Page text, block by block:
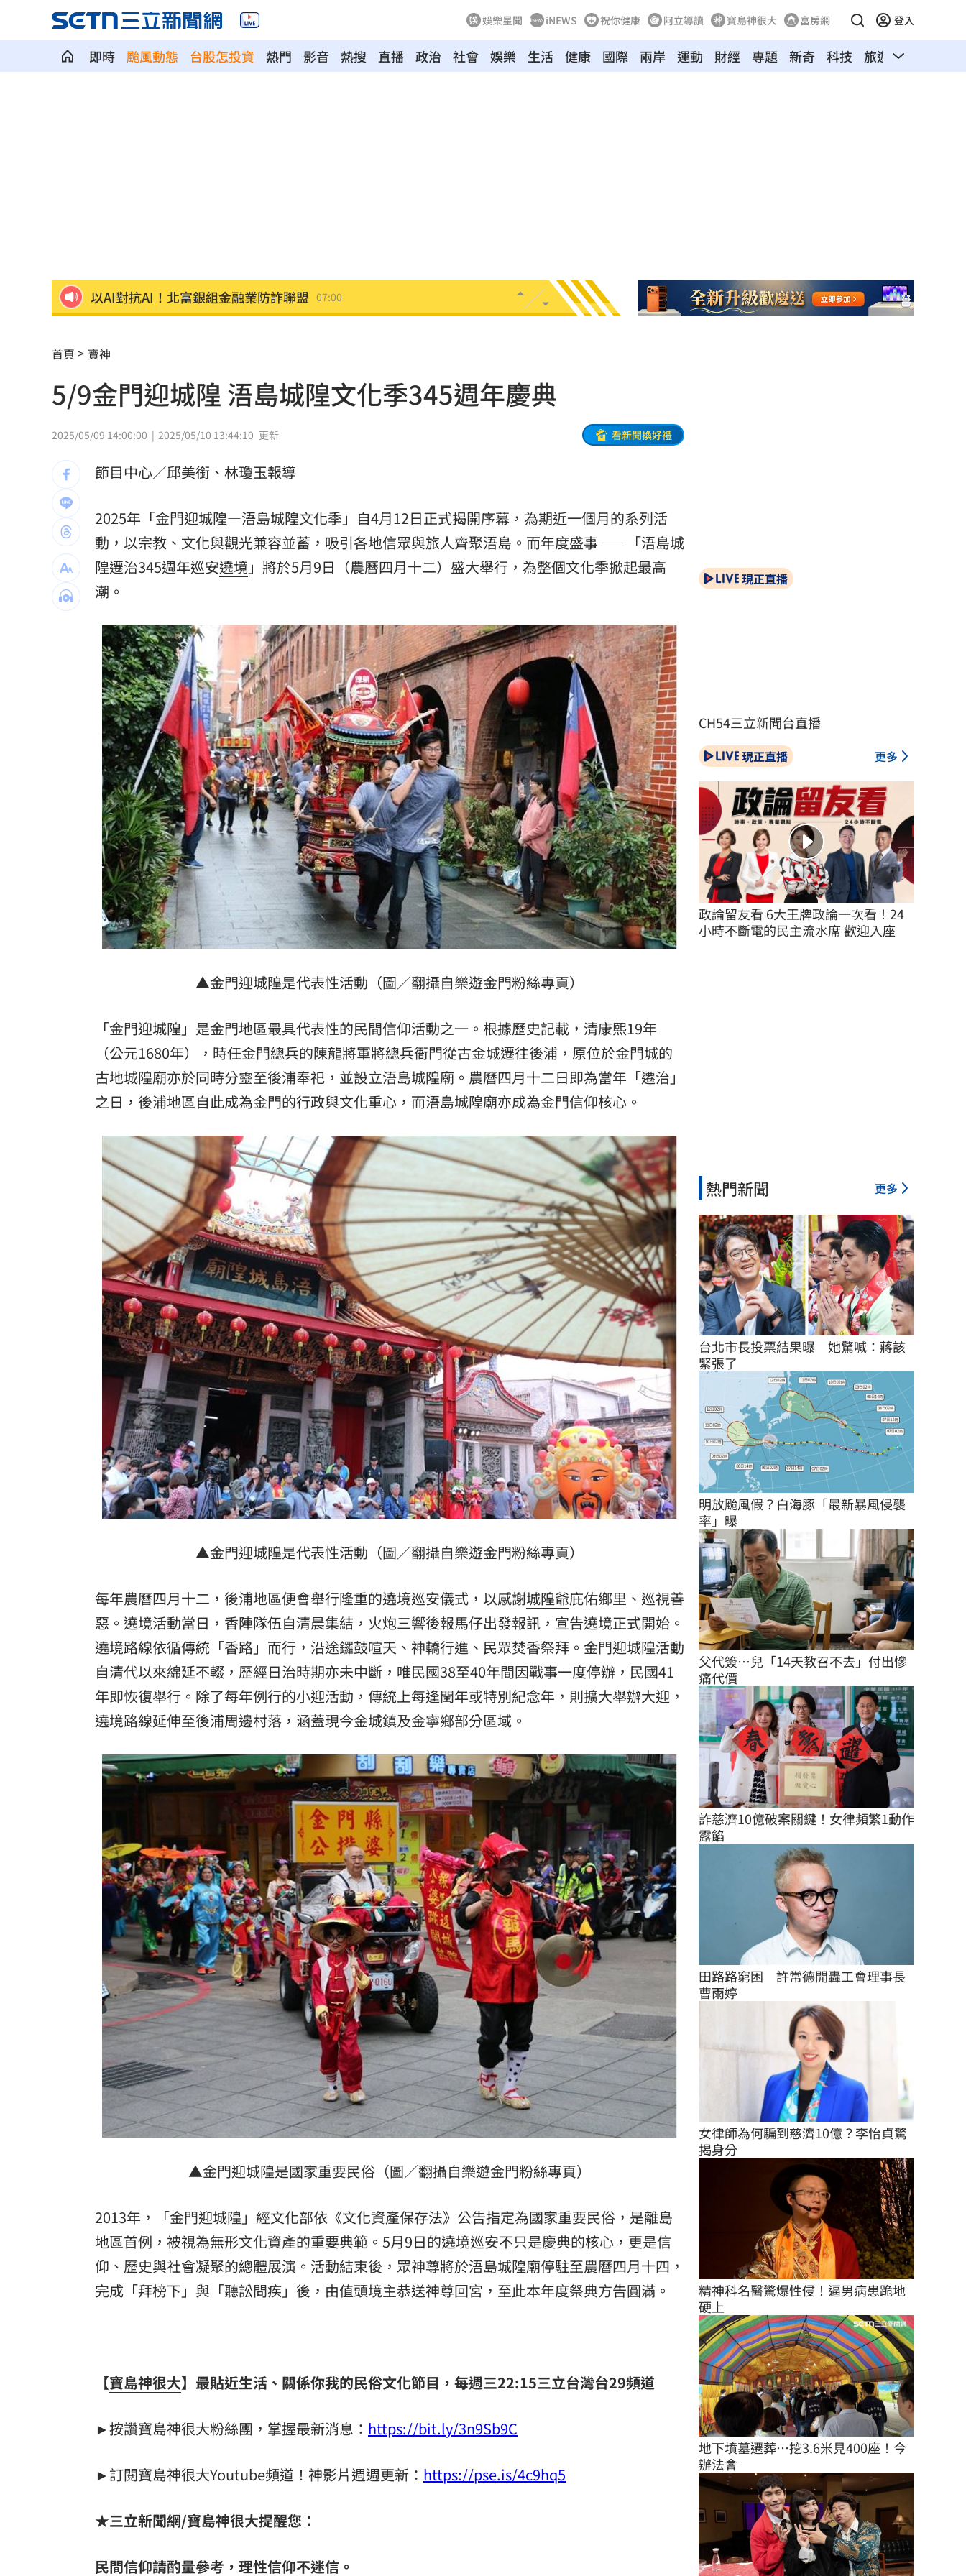
娛樂星聞 iNEWS 祝你健康 阿立導讀 寶島神很大 富房網 登入
即時 颱風動態 台股怎投資 熱門 影音 熱搜 直播 政治 社會 娛樂 生活 健康 國際 兩岸 運動 財經 專題 新奇 科技 旅遊 汽車
以AI對抗AI！北富銀組金融業防詐聯盟 07:00
肉搜黃爸慘了！惹毛輝達下場曝 06:54
川普簽行政命令！限出生公民權禁生育旅遊
王凱靈堂照惹淚 竟是「送媽媽的禮物」 06:41
國道傳嚴重事故！2車碰撞「撇頭」3人送醫
盤前／台指夜盤彈285點 台股拚延續反彈 06:21
美股多收黑！道瓊跌464點 費半小漲39點 06:12
今迎立秋！「5星座、5生肖」財運旺到爆
網紅肥大叔猝逝！網淚：一直覺得怪 06:07
白海豚最快今發海警！專家曝停班停課機率 06:06
「這10檔」領漲狂飆！海外ETF反攻 06:05
19歲男上國道「離奇火燒車」3人急逃保命 06:04
台灣彩券開獎直播中 20:31
LIVE三立+24小時直播 15:27
三立iNEWS新聞台線上直播 18:00
理想混蛋號召粉絲跨海追星吃美食！ 18:15
首頁 寶神
5/9金門迎城隍 浯島城隍文化季345週年慶典
2025/05/09 14:00:00 2025/05/10 13:44:10 更新 看新聞換好禮
節目中心／邱美銜、林瓊玉報導
2025年「金門迎城隍—浯島城隍文化季」自4月12日正式揭開序幕，為期近一個月的系列活
動，以宗教、文化與觀光兼容並蓄，吸引各地信眾與旅人齊聚浯島。而年度盛事——「浯島城
隍遷治345週年巡安遶境 」將於5月9日（農曆四月十二）盛大舉行，為整個文化季掀起最高
潮。
▲金門迎城隍是代表性活動（圖／翻攝自樂遊金門粉絲專頁）
「金門迎城隍」是金門地區最具代表性的民間信仰活動之一。根據歷史記載，清康熙19年
（公元1680年），時任金門總兵的陳龍將軍將總兵衙門從古金城遷往後浦，原位於金門城的
古地城隍廟亦於同時分靈至後浦奉祀，並設立浯島城隍廟。農曆四月十二日即為當年「遷治」
之日，後浦地區自此成為金門的行政與文化重心，而浯島城隍廟亦成為金門信仰核心。
▲金門迎城隍是代表性活動（圖／翻攝自樂遊金門粉絲專頁）
每年農曆四月十二，後浦地區便會舉行隆重的遶境巡安儀式，以感謝城隍爺庇佑鄉里、巡視善
惡。遶境活動當日，香陣隊伍自清晨集結，火炮三響後報馬仔出發報訊，宣告遶境正式開始。
遶境路線依循傳統「香路」而行，沿途鑼鼓喧天、神轎行進、民眾焚香祭拜。金門迎城隍活動
自清代以來綿延不輟，歷經日治時期亦未中斷，唯民國38至40年間因戰事一度停辦，民國41
年即恢復舉行。除了每年例行的小迎活動，傳統上每逢閏年或特別紀念年，則擴大舉辦大迎，
遶境路線延伸至後浦周邊村落，涵蓋現今金城鎮及金寧鄉部分區域。
▲金門迎城隍是國家重要民俗（圖／翻攝自樂遊金門粉絲專頁）
2013年，「金門迎城隍」經文化部依《文化資產保存法》公告指定為國家重要民俗，是離島
地區首例，被視為無形文化資產的重要典範。5月9日的遶境巡安不只是慶典的核心，更是信
仰、歷史與社會凝聚的總體展演。活動結束後，眾神尊將於浯島城隍廟停駐至農曆四月十四，
完成「拜榜下」與「聽訟問疾」後，由值頭境主恭送神尊回宮，至此本年度祭典方告圓滿。
【寶島神很大】最貼近生活、關係你我的民俗文化節目，每週三22:15三立台灣台29頻道
►按讚寶島神很大粉絲團，掌握最新消息： https://bit.ly/3n9Sb9C
►訂閱寶島神很大Youtube頻道！神影片週週更新： https://pse.is/4c9hq5
★三立新聞網/寶島神很大提醒您：
民間信仰請酌量參考，理性信仰不迷信。
現正直播
CH54三立新聞台直播
現正直播 更多
政論留友看 6大王牌政論一次看！24
小時不斷電的民主流水席 歡迎入座
熱門新聞 更多
台北市長投票結果曝　她驚喊：蔣該
緊張了
明放颱風假？白海豚「最新暴風侵襲
率」曝
父代簽…兒「14天教召不去」付出慘
痛代價
詐慈濟10億破案關鍵！女律頻繁1動作
露餡
田路路窮困　許常德開轟工會理事長
曹雨婷
女律師為何騙到慈濟10億？李怡貞驚
揭身分
精神科名醫驚爆性侵！逼男病患跪地
硬上
地下墳墓遷葬…挖3.6米見400座！今
辦法會